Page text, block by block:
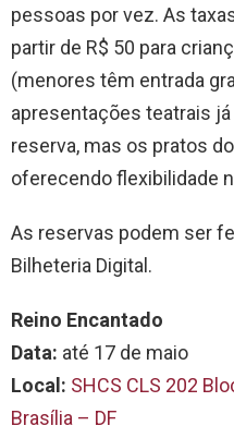
pessoas por vez. As
partir de R$ 50 para
(menores têm entrada
apresentações teatrais
reserva, mas os pratos
oferecendo flexibilidade
As reservas podem ser
Bilheteria Digital.
Reino Encantado
Data: até 17 de maio
Local: SHCS CLS 202
Brasília – DF